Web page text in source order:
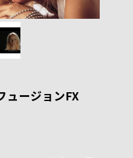
ージョンFX